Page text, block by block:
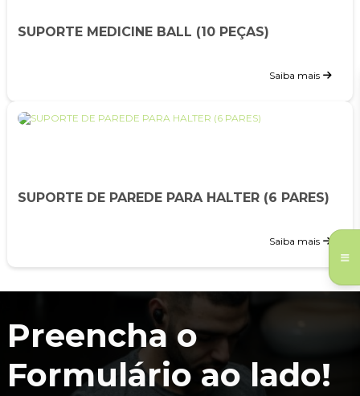
SUPORTE MEDICINE BALL (10 PEÇAS)
Saiba mais
SUPORTE DE PAREDE PARA HALTER (6 PARES)
Saiba mais
Preencha o
Formulário ao lado!